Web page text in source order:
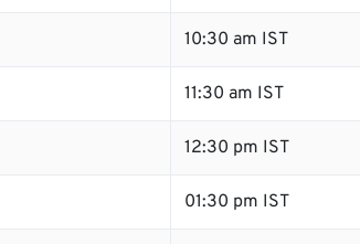
10:30 am IST
11:30 am IST
12:30 pm IST
01:30 pm IST